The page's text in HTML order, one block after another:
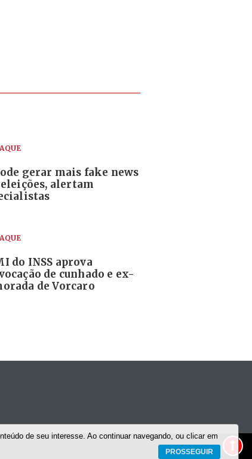
gerar mais fake news
alertam
do INSS aprova
de cunhado e ex-
de Vorcaro
de seu interesse. Ao continuar navegando, ou clicar em
PROSSEGUIR